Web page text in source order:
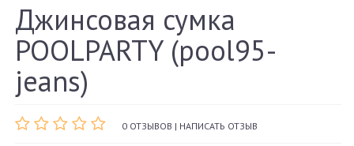
Джинсовая сумка
POOLPARTY (pool95-
jeans)
0 ОТЗЫВОВ | НАПИСАТЬ ОТЗЫВ